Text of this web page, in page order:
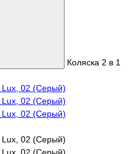
Коляска 2 в 1